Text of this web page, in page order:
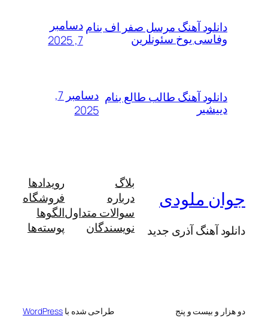
دانلود آهنگ مرسل صفر اف بنام
وفاسی یوخ سئونلرین
دسامبر
7, 2025
دانلود آهنگ طالب طالع بنام
دییشیر
دسامبر 7,
2025
جوان ملودی
دانلود آهنگ آذری جدید
بلاگ
درباره
سوالات متداول
نویسندگان
رویدادها
فروشگاه
الگوها
پوسته‌ها
دو هزار و بیست و پنج طراحی شده با WordPress